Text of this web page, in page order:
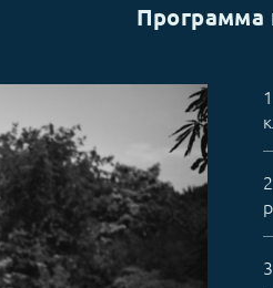
Программа